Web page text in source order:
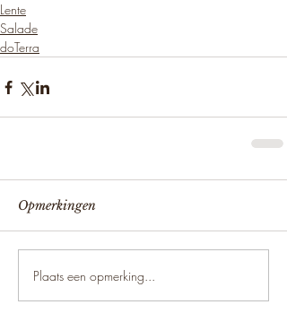
Lente
Salade
doTerra
Opmerkingen
Plaats een opmerking...